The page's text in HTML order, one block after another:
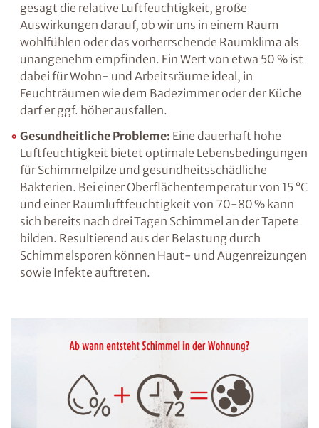
Stahldecken besteht wiederum die Gefahr von
Fäulnis und Korrosion, da Feuchtigkeit nicht
nur das Wachstum von Schimmelpilzen,
sondern auch die Verbreitung von Sporen
begünstigt.
Gestörtes Raumklima: Abgesehen von der
Temperatur hat auch die Luftfeuchtigkeit,
genauer gesagt die relative Luftfeuchtigkeit,
große Auswirkungen darauf, ob wir uns in
einem Raum wohlfühlen oder das
vorherrschende Raumklima als unangenehm
empfinden. Ein Wert von etwa 50 % ist dabei
für Wohn- und Arbeitsräume ideal, in
Feuchträumen wie dem Badezimmer oder der
Küche darf er ggf. höher ausfallen.
Lebensbedingungen für Schimmelpilze und
gesundheitsschädliche Bakterien. Bei einer
Oberflächentemperatur von 15 °C und einer
bereits nach drei Tagen Schimmel an der
Tapete bilden. Resultierend aus der Belastung
durch Schimmelsporen können Haut- und